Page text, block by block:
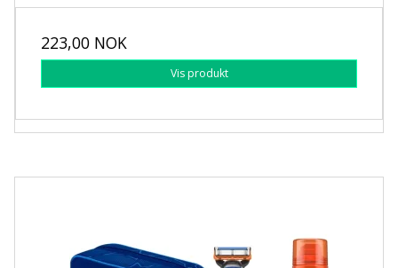
223,00 NOK
Vis produkt